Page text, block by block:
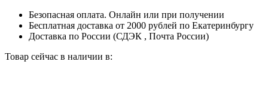
Безопасная оплата. Онлайн или при получении
Бесплатная доставка от 2000 рублей по Екатеринбургу
Доставка по России (СДЭК , Почта России)
Товар сейчас в наличии в: